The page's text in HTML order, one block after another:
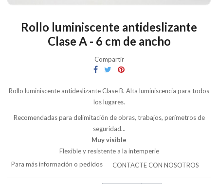
Rollo luminiscente antideslizante
Clase A - 6 cm de ancho
Compartir
Rollo luminiscente antideslizante Clase B. Alta luminiscencia para todos
los lugares.
Recomendadas para delimitación de obras, trabajos, perímetros de
seguridad...
Muy visible
Flexible y resistente a la intemperie
Para más información o pedidos
CONTACTE CON NOSOTROS